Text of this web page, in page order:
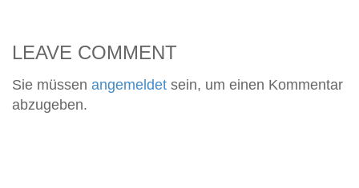
LEAVE COMMENT
Sie müssen angemeldet sein, um einen Kommentar
abzugeben.